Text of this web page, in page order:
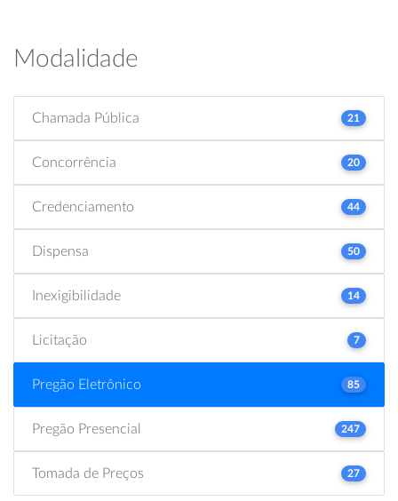
Modalidade
Chamada Pública 21
Concorrência 20
Credenciamento 44
Dispensa 50
Inexigibilidade 14
Licitação 7
Pregão Eletrônico 85
Pregão Presencial 247
Tomada de Preços 27